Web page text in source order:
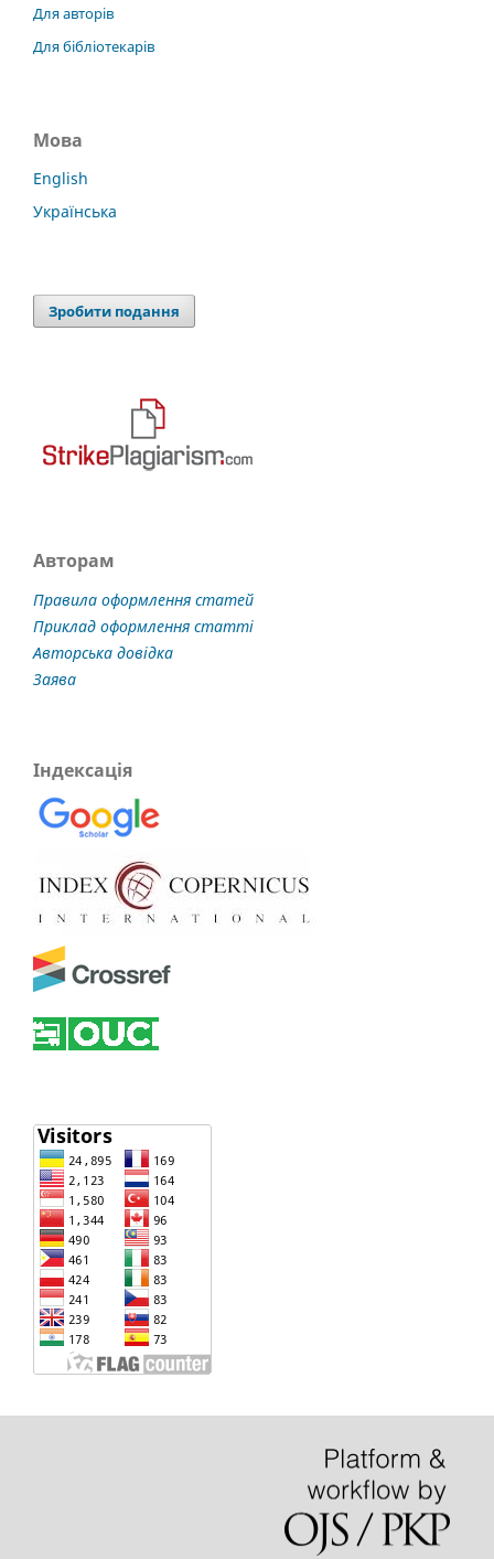
Для авторів
Для бібліотекарів
Мова
English
Українська
Зробити подання
Авторам
Правила оформлення статей
Приклад оформлення статті
Авторська довідка
Заява
Індексація